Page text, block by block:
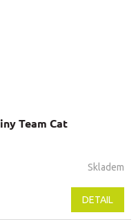
Team Cat
Skladem
DETAIL